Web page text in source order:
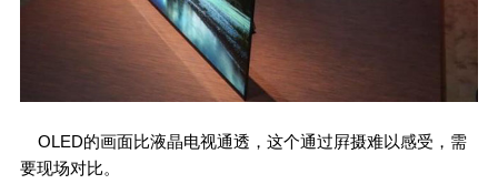
OLED的画面比液晶电视通透，这个通过屛摄难以感受，需
要现场对比。